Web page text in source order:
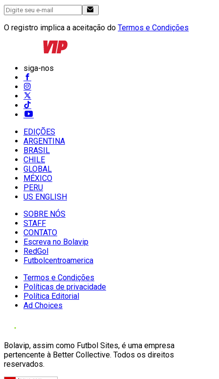
O registro implica a aceitação do Termos e Condições
siga-nos
EDIÇÕES
ARGENTINA
BRASIL
CHILE
GLOBAL
MÉXICO
PERU
US ENGLISH
SOBRE NÓS
STAFF
CONTATO
Escreva no Bolavip
RedGol
Futbolcentroamerica
Termos e Condições
Políticas de privacidade
Política Editorial
Ad Choices
Bolavip, assim como Futbol Sites, é uma empresa
pertencente à Better Collective. Todos os direitos
reservados.